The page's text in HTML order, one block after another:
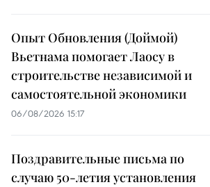
Опыт Обновления (Доймой)
Вьетнама помогает Лаосу в
строительстве независимой и
самостоятельной экономики
06/08/2026 15:17
Поздравительные письма по
случаю 50-летия установления